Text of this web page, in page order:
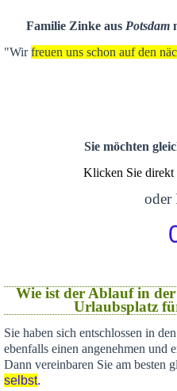
Familie Zinke aus Potsdam
"Wirfreuen uns schon auf den
Sie möchten
Klicken Sie direkt
oder
Wie ist der Ablauf in der
Urlaubsplatz
Sie haben sich entschlossen in
ebenfalls einen angenehmen und
Dann vereinbaren Sie am besten
selbst.